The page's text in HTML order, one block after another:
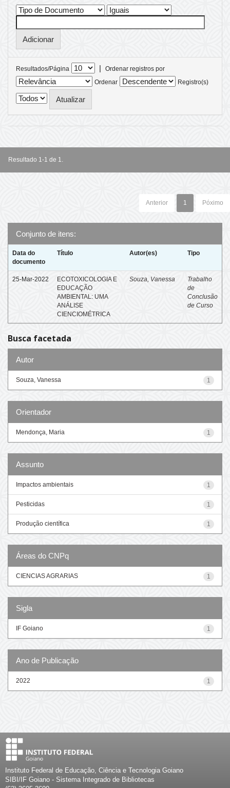
Resultados/Página |
Ordenar registros por
Ordenar
Registro(s)
Resultado 1-1 de 1.
Anterior 1 Póximo
Conjunto de itens:
Data do
documento
Título Autor(es) Tipo
25-Mar-2022
ECOTOXICOLOGIA E
EDUCAÇÃO
AMBIENTAL: UMA
ANÁLISE
CIENCIOMÉTRICA
Souza, Vanessa
Trabalho
de
Conclusão
de Curso
Busca facetada
Autor
1
Souza, Vanessa
Orientador
1
Mendonça, Maria
Assunto
1
Impactos ambientais
1
Pesticidas
1
Produção científica
Áreas do CNPq
1
CIENCIAS AGRARIAS
Sigla
1
IF Goiano
Ano de Publicação
1
2022
Instituto Federal de Educação, Ciência e Tecnologia Goiano
SIBI/IF Goiano - Sistema Integrado de Bibliotecas